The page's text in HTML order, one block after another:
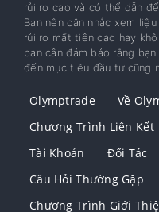
rủi ro cao và có thể dẫn
Bạn nên cân nhắc xem
rủi ro mất tiền cao hay
bạn cần đảm bảo rằng
đến mục tiêu đầu tư cũng
Olymptrade
Về
Chương Trình Liên Kết
Tài Khoản
Đối Tác
Câu Hỏi Thường Gặp
Chương Trình Giới